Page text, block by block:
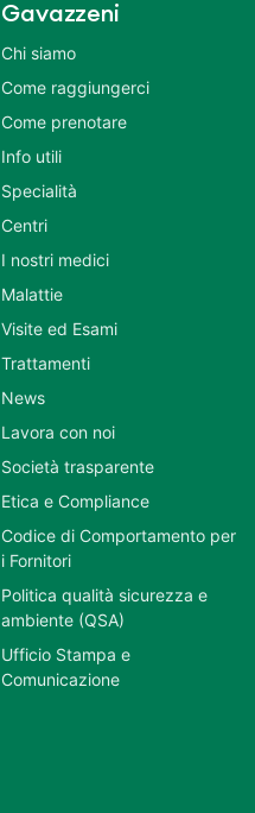
Gavazzeni
Chi siamo
Come raggiungerci
Come prenotare
Info utili
Specialità
Centri
I nostri medici
Malattie
Visite ed Esami
Trattamenti
News
Lavora con noi
Società trasparente
Etica e Compliance
Codice di Comportamento per
i Fornitori
Politica qualità sicurezza e
ambiente (QSA)
Ufficio Stampa e
Comunicazione